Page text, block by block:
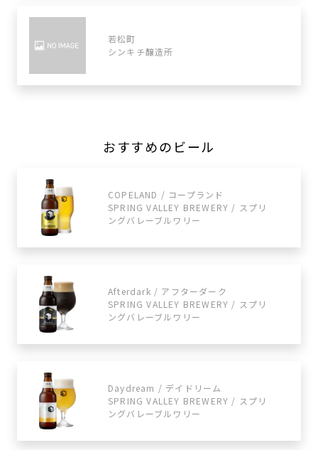
若松町
シンキチ醸造所
おすすめのビール
COPELAND / コープランド
SPRING VALLEY BREWERY / スプリ
ングバレーブルワリー
Afterdark / アフターダーク
SPRING VALLEY BREWERY / スプリ
ングバレーブルワリー
Daydream / デイドリーム
SPRING VALLEY BREWERY / スプリ
ングバレーブルワリー